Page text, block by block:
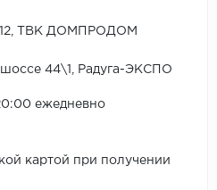
ТВК ДОМПРОДОМ
44\1, Радуга-ЭКСПО
ежедневно
картой при получении